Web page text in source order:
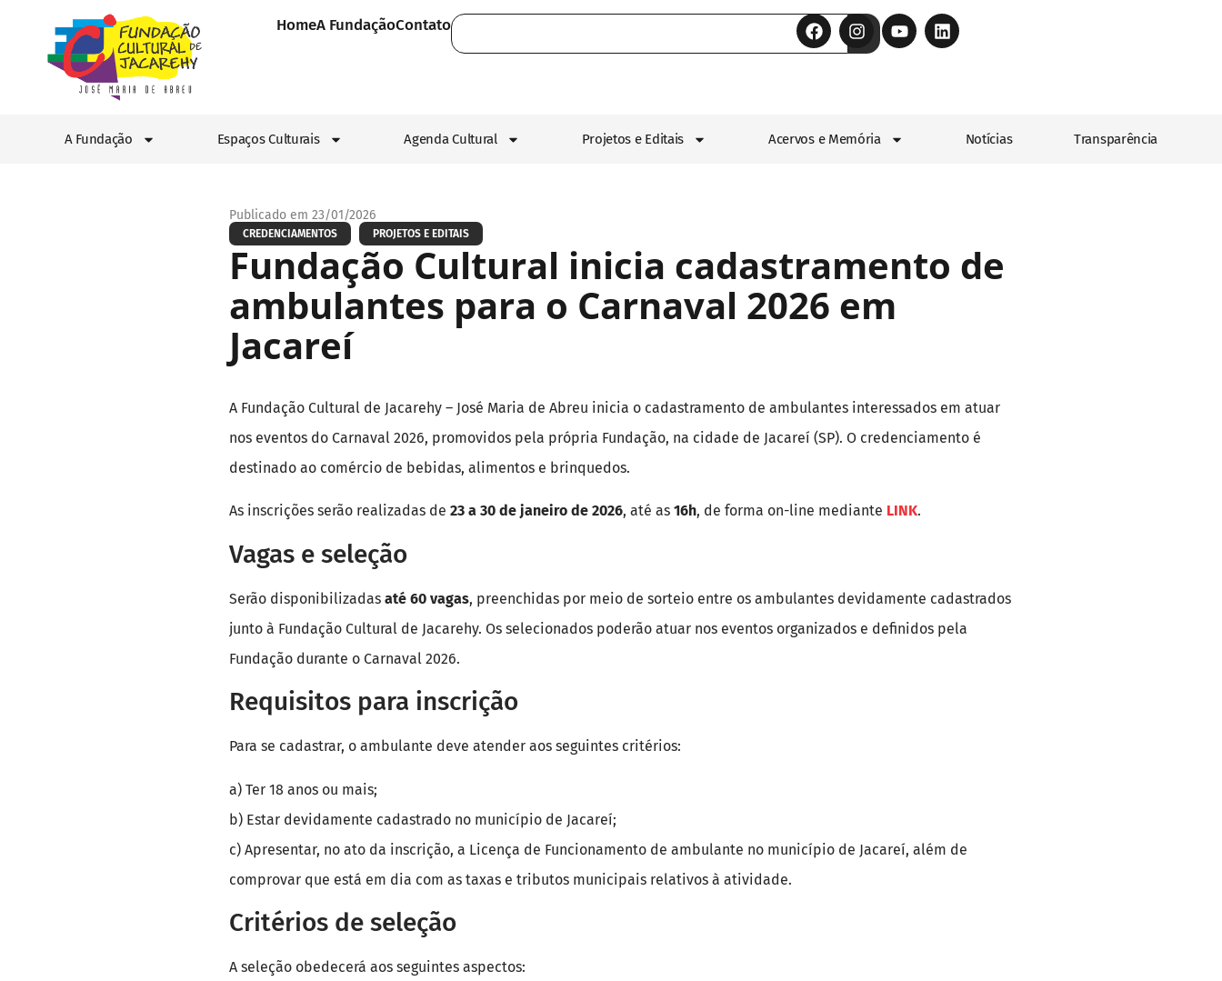
HomeA FundaçãoContato
A Fundação Espaços Culturais Agenda Cultural Projetos e Editais Acervos e Memória Notícias Transparência
Publicado em 23/01/2026
CREDENCIAMENTOS PROJETOS E EDITAIS
Fundação Cultural inicia cadastramento de
ambulantes para o Carnaval 2026 em
Jacareí
A Fundação Cultural de Jacarehy – José Maria de Abreu inicia o cadastramento de ambulantes interessados em atuar
nos eventos do Carnaval 2026, promovidos pela própria Fundação, na cidade de Jacareí (SP). O credenciamento é
destinado ao comércio de bebidas, alimentos e brinquedos.
As inscrições serão realizadas de 23 a 30 de janeiro de 2026, até as 16h, de forma on-line mediante LINK.
Vagas e seleção
Serão disponibilizadas até 60 vagas, preenchidas por meio de sorteio entre os ambulantes devidamente cadastrados
junto à Fundação Cultural de Jacarehy. Os selecionados poderão atuar nos eventos organizados e definidos pela
Fundação durante o Carnaval 2026.
Requisitos para inscrição
Para se cadastrar, o ambulante deve atender aos seguintes critérios:
a) Ter 18 anos ou mais;
b) Estar devidamente cadastrado no município de Jacareí;
c) Apresentar, no ato da inscrição, a Licença de Funcionamento de ambulante no município de Jacareí, além de
comprovar que está em dia com as taxas e tributos municipais relativos à atividade.
Critérios de seleção
A seleção obedecerá aos seguintes aspectos: